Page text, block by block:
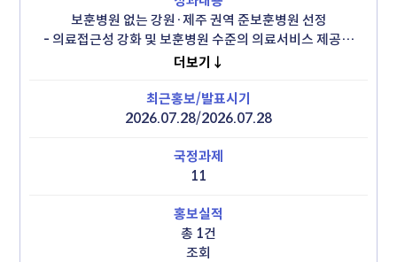
보훈병원 없는 강원·제주 권역 준보훈병원 선정
- 의료접근성 강화 및 보훈병원 수준의 의료서비스 제공을
위해 12월부터 서비스 시작
직접적인 혜택
더보기↓
2026.07.28/2026.07.28
11
총 1건
조회